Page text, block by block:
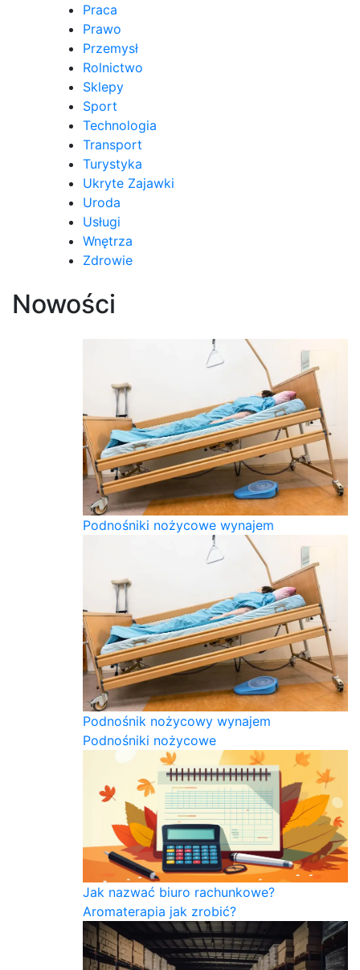
Praca
Prawo
Przemysł
Rolnictwo
Sklepy
Sport
Technologia
Transport
Turystyka
Ukryte Zajawki
Uroda
Usługi
Wnętrza
Zdrowie
Nowości
Podnośniki nożycowe wynajem
Podnośnik nożycowy wynajem
Podnośniki nożycowe
Jak nazwać biuro rachunkowe?
Aromaterapia jak zrobić?